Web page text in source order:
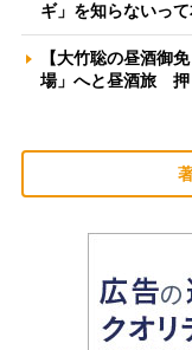
ギ」を知らないっ
【大竹聡の昼酒御
場」へと昼酒旅